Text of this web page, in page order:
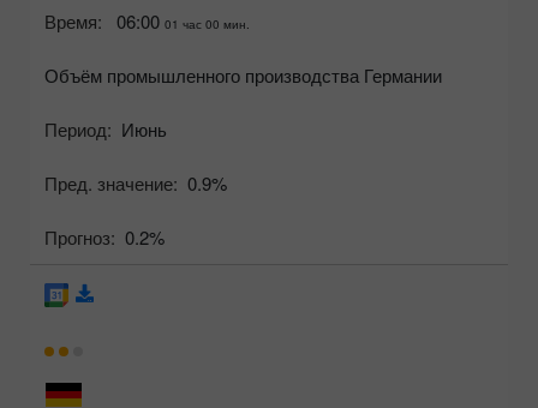
Время: 06:00 01 час 00 мин.
Объём промышленного производства Германии
Период: Июнь
Пред. значение: 0.9%
Прогноз: 0.2%